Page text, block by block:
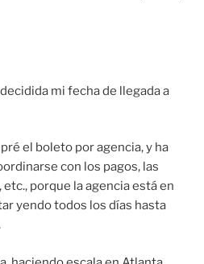
mi fecha de llegada a
el boleto por agencia, y ha
con los pagos, las
porque la agencia está en
yendo todos los días hasta